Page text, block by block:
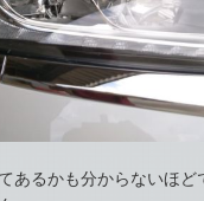
あるかも分からないほど